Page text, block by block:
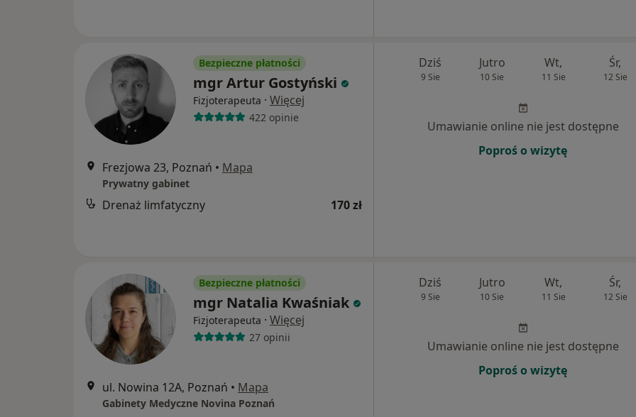
Bezpieczne płatności
mgr Artur Gostyński
Fizjoterapeuta · Więcej
422 opinie
Frezjowa 23, Poznań • Mapa
Prywatny gabinet
Drenaż limfatyczny 170 zł
Dziś
9 Sie
Jutro
10 Sie
Wt,
11 Sie
Śr,
12 Sie
Umawianie online nie jest dostępne
Poproś o wizytę
Bezpieczne płatności
mgr Natalia Kwaśniak
Fizjoterapeuta · Więcej
27 opinii
ul. Nowina 12A, Poznań • Mapa
Gabinety Medyczne Novina Poznań
Dziś
9 Sie
Jutro
10 Sie
Wt,
11 Sie
Śr,
12 Sie
Umawianie online nie jest dostępne
Poproś o wizytę